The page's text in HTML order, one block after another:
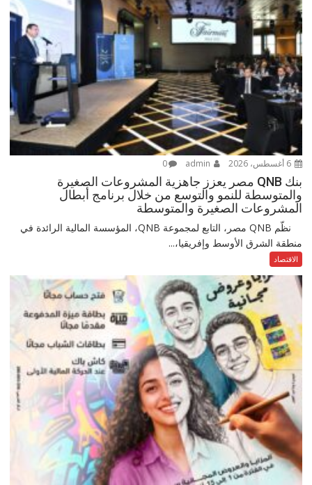
6 أغسطس، 2026 0
بنك QNB مصر يعزز جاهزية المشروعات الصغيرة
والمتوسطة للنمو والتوسع من خلال برنامج أبطال
المشروعات الصغيرة والمتوسطة
نظّم QNB مصر، التابع لمجموعة QNB، المؤسسة المالية الرائدة في
منطقة الشرق الأوسط وإفريقيا،...
الاقتصاد